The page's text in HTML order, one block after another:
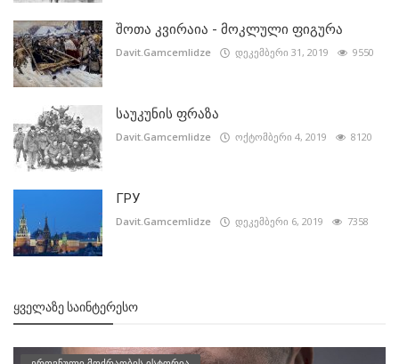
შოთა კვირაია - მოკლული ფიგურა
Davit.Gamcemlidze დეკემბერი 31, 2019 9550
საუკუნის ფრაზა
Davit.Gamcemlidze ოქტომბერი 4, 2019 8120
ГРУ
Davit.Gamcemlidze დეკემბერი 6, 2019 7358
ᲧᲕᲔᲚᲐᲖᲔ ᲡᲐᲘᲜᲢᲔᲠᲔᲡᲝ